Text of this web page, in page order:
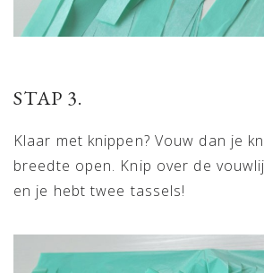
STAP 3.
Klaar met knippen? Vouw dan je
breedte open. Knip over de
en je hebt twee tassels!